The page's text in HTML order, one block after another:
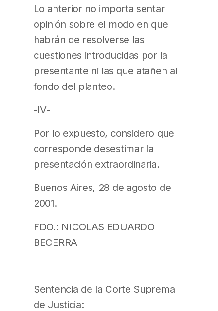
Lo anterior no importa sentar
opinión sobre el modo en que
habrán de resolverse las
cuestiones introducidas por la
presentante ni las que atañen al
fondo del planteo.
-IV-
Por lo expuesto, considero que
corresponde desestimar la
presentación extraordinaria.
Buenos Aires, 28 de agosto de
2001.
FDO.: NICOLAS EDUARDO
BECERRA
Sentencia de la Corte Suprema
de Justicia: